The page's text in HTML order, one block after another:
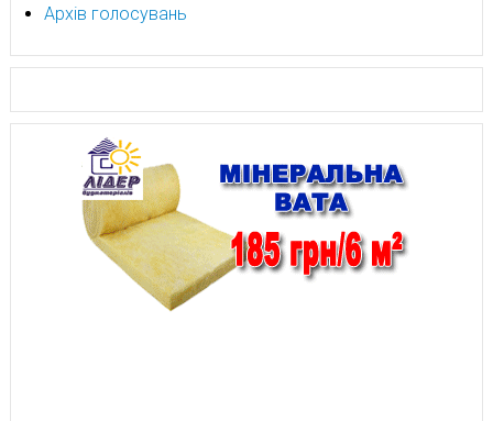
Архів голосувань